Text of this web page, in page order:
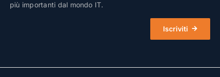
più importanti dal mondo IT.
Iscriviti